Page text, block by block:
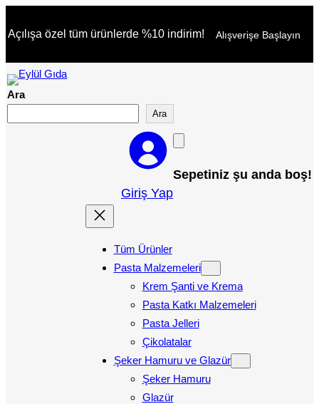
geç
Açılışa özel tüm ürünlerde %10 indirim! Alışverişe Başlayın
Ara
Ara
Giriş Yap
Sepetiniz şu anda boş!
Tüm Ürünler
Pasta Malzemeleri
Krem Şanti ve Krema
Pasta Katkı Malzemeleri
Pasta Jelleri
Çikolatalar
Şeker Hamuru ve Glazür
Şeker Hamuru
Glazür